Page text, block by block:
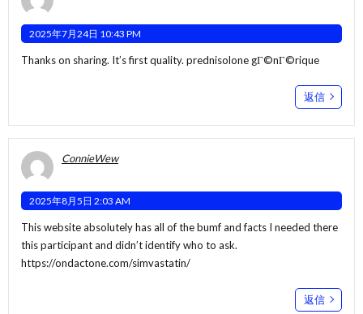
2025年7月24日 10:43 PM
Thanks on sharing. It’s first quality. prednisolone gГ©nГ©rique
返信
ConnieWew
2025年8月5日 2:03 AM
This website absolutely has all of the bumf and facts I needed there
this participant and didn’t identify who to ask.
https://ondactone.com/simvastatin/
返信